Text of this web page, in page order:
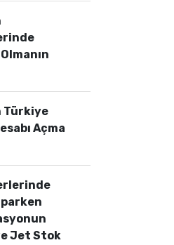
Olmanın
Türkiye
Açma
Jet Stok